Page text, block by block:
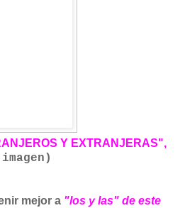
Y EXTRANJERAS",
mejor a "los y las" de este